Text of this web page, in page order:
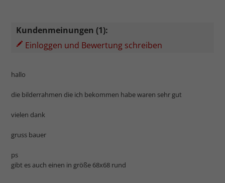
Kundenmeinungen (1):
Einloggen und Bewertung schreiben
hallo
die bilderrahmen die ich bekommen habe waren sehr gut
vielen dank
gruss bauer
ps
gibt es auch einen in größe 68x68 rund